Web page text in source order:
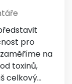
pro
na
toxinů,
celkový